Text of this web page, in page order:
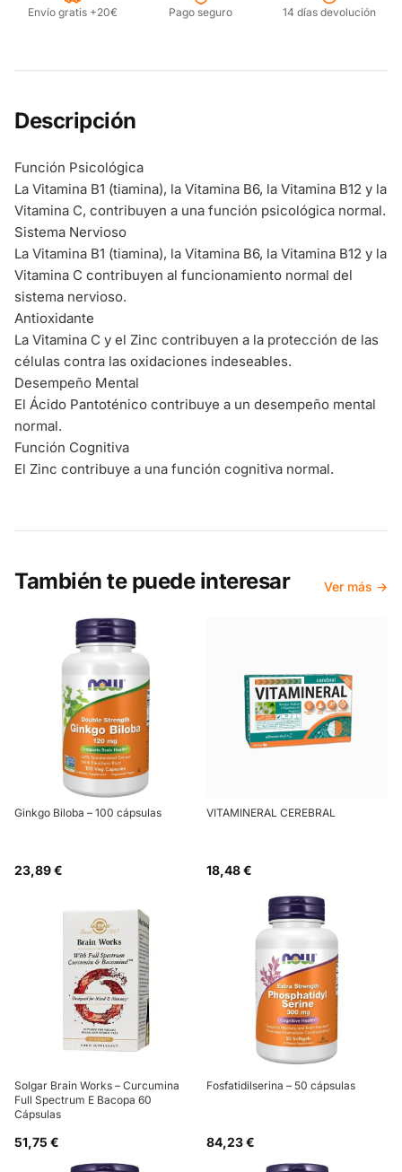
Envío gratis +20€ Pago seguro 14 días devolución
Descripción
Función Psicológica
La Vitamina B1 (tiamina), la Vitamina B6, la Vitamina B12 y la
Vitamina C, contribuyen a una función psicológica normal.
Sistema Nervioso
La Vitamina B1 (tiamina), la Vitamina B6, la Vitamina B12 y la
Vitamina C contribuyen al funcionamiento normal del
sistema nervioso.
Antioxidante
La Vitamina C y el Zinc contribuyen a la protección de las
células contra las oxidaciones indeseables.
Desempeño Mental
El Ácido Pantoténico contribuye a un desempeño mental
normal.
Función Cognitiva
El Zinc contribuye a una función cognitiva normal.
También te puede interesar Ver más →
Ginkgo Biloba – 100 cápsulas
23,89 €
VITAMINERAL CEREBRAL
18,48 €
Solgar Brain Works – Curcumina
Full Spectrum E Bacopa 60
Cápsulas
51,75 €
Fosfatidilserina – 50 cápsulas
84,23 €